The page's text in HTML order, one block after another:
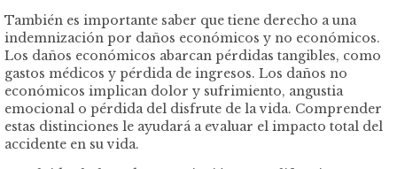
También es importante saber que tiene derecho a una
indemnización por daños económicos y no económicos.
Los daños económicos abarcan pérdidas tangibles, como
gastos médicos y pérdida de ingresos. Los daños no
económicos implican dolor y sufrimiento, angustia
emocional o pérdida del disfrute de la vida. Comprender
estas distinciones le ayudará a evaluar el impacto total del
accidente en su vida.